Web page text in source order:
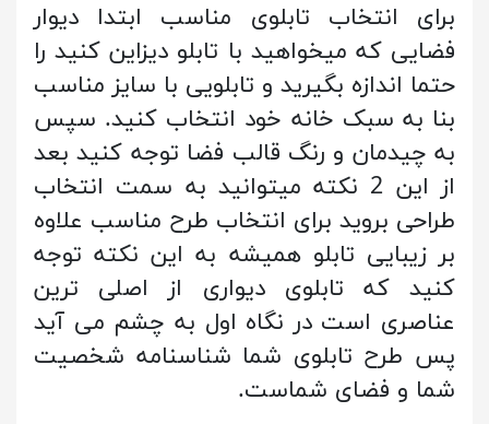
برای انتخاب تابلوی مناسب ابتدا دیوار
فضایی که میخواهید با تابلو دیزاین کنید را
حتما اندازه بگیرید و تابلویی با سایز مناسب
بنا به سبک خانه خود انتخاب کنید. سپس
به چیدمان و رنگ قالب فضا توجه کنید بعد
از این 2 نکته میتوانید به سمت انتخاب
طراحی بروید برای انتخاب طرح مناسب علاوه
بر زیبایی تابلو همیشه به این نکته توجه
کنید که تابلوی دیواری از اصلی ترین
عناصری است در نگاه اول به چشم می آید
پس طرح تابلوی شما شناسنامه شخصیت
شما و فضای شماست.